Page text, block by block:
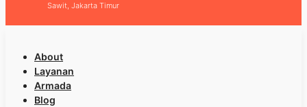
Sawit, Jakarta Timur
About
Layanan
Armada
Blog